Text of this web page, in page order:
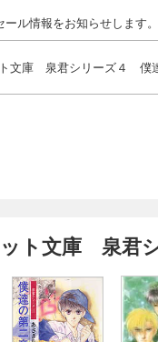
ール情報をお知らせします。
文庫 泉君シリーズ４ 僕
ト文庫 泉君